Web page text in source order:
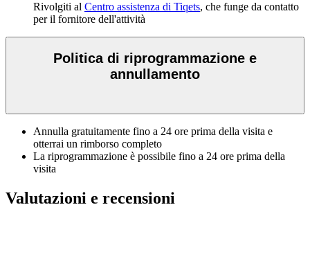
Rivolgiti al Centro assistenza di Tiqets, che funge da contatto
per il fornitore dell'attività
Politica di riprogrammazione e
annullamento
Annulla gratuitamente fino a 24 ore prima della visita e
otterrai un rimborso completo
La riprogrammazione è possibile fino a 24 ore prima della
visita
Valutazioni e recensioni